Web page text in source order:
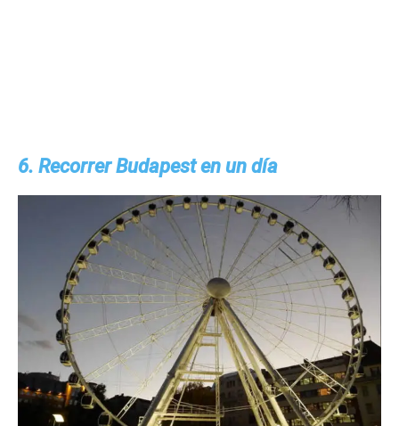
6. Recorrer Budapest en un día